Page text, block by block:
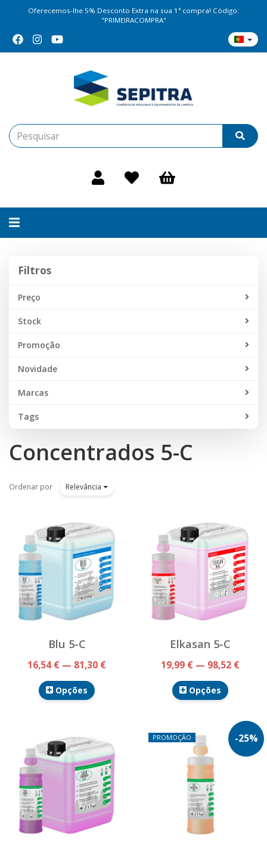
Oferecemos-lhe 5% Desconto Extra na sua 1ª compra! Código:
"PRIMEIRACOMPRA"
Alternar
Filtros
Preço
Stock
Promoção
Novidade
Marcas
Tags
Concentrados 5-C
Ordenar por Relevância
Blu 5-C
16,54 € — 81,30 €
Opções
Elkasan 5-C
19,99 € — 98,52 €
Opções
-25%
PROMOÇÃO